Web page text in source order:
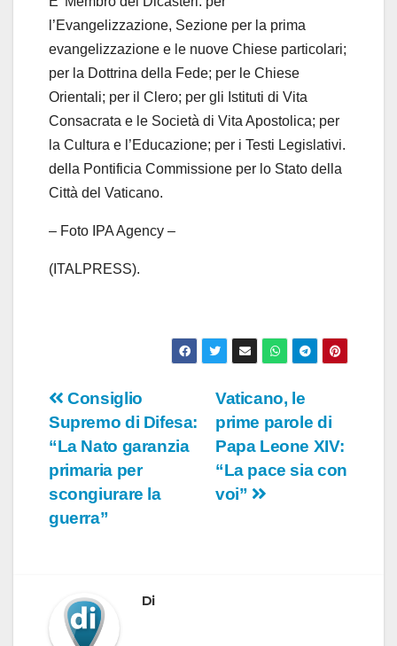
l’Evangelizzazione, Sezione per la prima
evangelizzazione e le nuove Chiese particolari;
per la Dottrina della Fede; per le Chiese
Orientali; per il Clero; per gli Istituti di Vita
Consacrata e le Società di Vita Apostolica; per
la Cultura e l’Educazione; per i Testi Legislativi.
della Pontificia Commissione per lo Stato della
Città del Vaticano.
– Foto IPA Agency –
(ITALPRESS).
Navigazione
articoli
Vaticano, le
prime parole di
Papa Leone XIV:
“La pace sia con
voi”
Consiglio
Supremo di Difesa:
“La Nato garanzia
primaria per
scongiurare la
guerra”
Di